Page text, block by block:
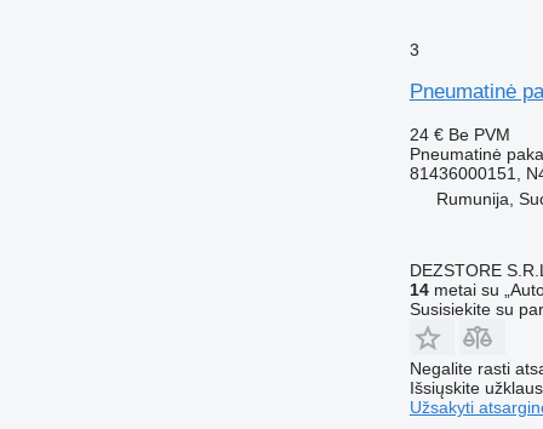
3
Pneumatinė
24 € Be PVM
Pneumatinė
81436000151,
Rumunija,
DEZSTORE S.R.L.
14metai su
Susisiekite su
Negalite rasti
Išsiųskite
Užsakyti